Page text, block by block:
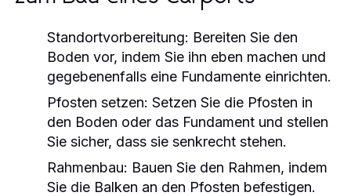
Standortvorbereitung: Bereiten Sie den
Boden vor, indem Sie ihn eben machen und
gegebenenfalls eine Fundamente einrichten.
Pfosten setzen: Setzen Sie die Pfosten in
den Boden oder das Fundament und stellen
Sie sicher, dass sie senkrecht stehen.
Rahmenbau: Bauen Sie den Rahmen, indem
Sie die Balken an den Pfosten befestigen.